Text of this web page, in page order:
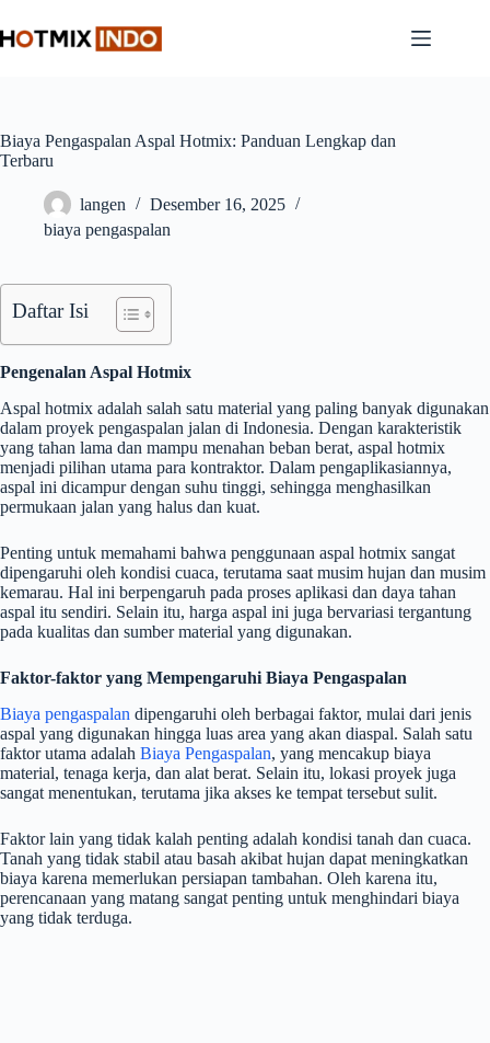
to
content
Biaya Pengaspalan Aspal Hotmix: Panduan Lengkap dan
Terbaru
langen
Desember 16, 2025
biaya pengaspalan
Daftar Isi
Pengenalan Aspal Hotmix
Aspal hotmix adalah salah satu material yang paling banyak digunakan
dalam proyek pengaspalan jalan di Indonesia. Dengan karakteristik
yang tahan lama dan mampu menahan beban berat, aspal hotmix
menjadi pilihan utama para kontraktor. Dalam pengaplikasiannya,
aspal ini dicampur dengan suhu tinggi, sehingga menghasilkan
permukaan jalan yang halus dan kuat.
Penting untuk memahami bahwa penggunaan aspal hotmix sangat
dipengaruhi oleh kondisi cuaca, terutama saat musim hujan dan musim
kemarau. Hal ini berpengaruh pada proses aplikasi dan daya tahan
aspal itu sendiri. Selain itu, harga aspal ini juga bervariasi tergantung
pada kualitas dan sumber material yang digunakan.
Faktor-faktor yang Mempengaruhi Biaya Pengaspalan
Biaya pengaspalan dipengaruhi oleh berbagai faktor, mulai dari jenis
aspal yang digunakan hingga luas area yang akan diaspal. Salah satu
faktor utama adalah Biaya Pengaspalan, yang mencakup biaya
material, tenaga kerja, dan alat berat. Selain itu, lokasi proyek juga
sangat menentukan, terutama jika akses ke tempat tersebut sulit.
Faktor lain yang tidak kalah penting adalah kondisi tanah dan cuaca.
Tanah yang tidak stabil atau basah akibat hujan dapat meningkatkan
biaya karena memerlukan persiapan tambahan. Oleh karena itu,
perencanaan yang matang sangat penting untuk menghindari biaya
yang tidak terduga.